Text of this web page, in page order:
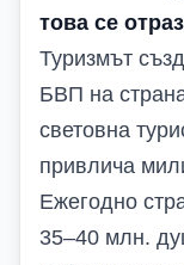
това се
Туризмът
БВП на
световна
привлича
Ежегодно
35–40 млн.